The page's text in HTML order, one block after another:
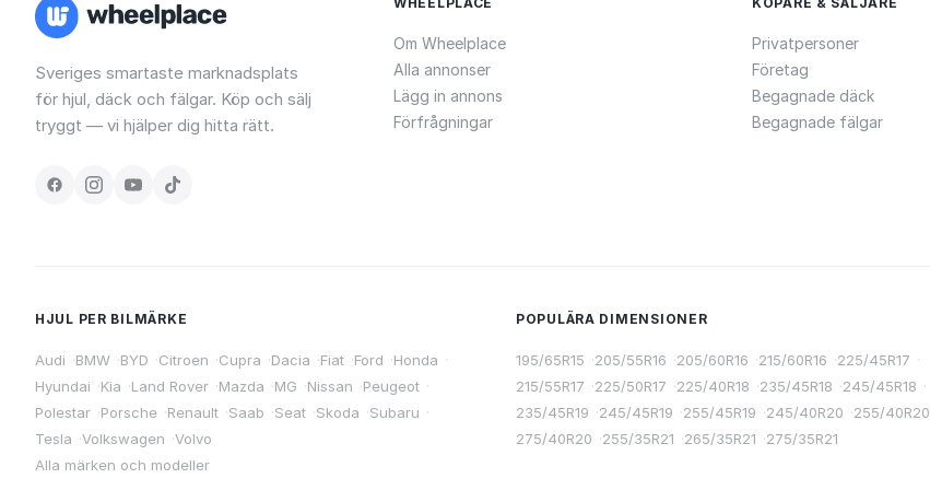
Sveriges smartaste marknadsplats
för hjul, däck och fälgar. Köp och sälj
tryggt — vi hjälper dig hitta rätt.
Om Wheelplace
Alla annonser
Lägg in annons
Förfrågningar
Privatpersoner
Företag
Begagnade däck
Begagnade fälgar
HJUL PER BILMÄRKE
Audi ·BMW ·BYD ·Citroen ·Cupra ·Dacia ·Fiat ·Ford ·Honda ·
Hyundai ·Kia ·Land Rover ·Mazda ·MG ·Nissan ·Peugeot ·
Polestar ·Porsche ·Renault ·Saab ·Seat ·Skoda ·Subaru ·
Tesla ·Volkswagen ·Volvo
Alla märken och modeller
POPULÄRA DIMENSIONER
195/65R15 ·205/55R16 ·205/60R16 ·215/60R16 ·225/45R17 ·
215/55R17 ·225/50R17 ·225/40R18 ·235/45R18 ·245/45R18 ·
235/45R19 ·245/45R19 ·255/45R19 ·245/40R20 ·255/40R20
275/40R20 ·255/35R21 ·265/35R21 ·275/35R21